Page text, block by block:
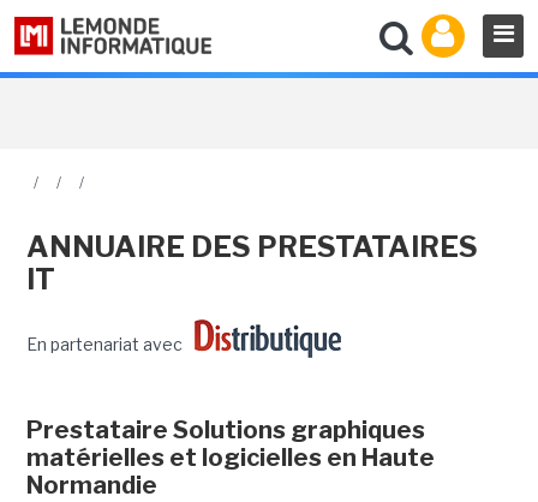
/ / /
ANNUAIRE DES PRESTATAIRES
IT
En partenariat avec
Prestataire Solutions graphiques
matérielles et logicielles en Haute
Normandie